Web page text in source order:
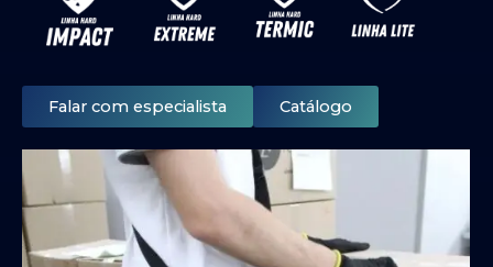
Falar com especialista Catálogo